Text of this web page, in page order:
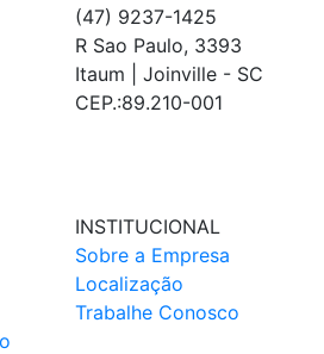
(47) 9237-1425
R Sao Paulo, 3393
Itaum | Joinville - SC
CEP.:89.210-001
INSTITUCIONAL
Sobre a Empresa
Localização
Trabalhe Conosco